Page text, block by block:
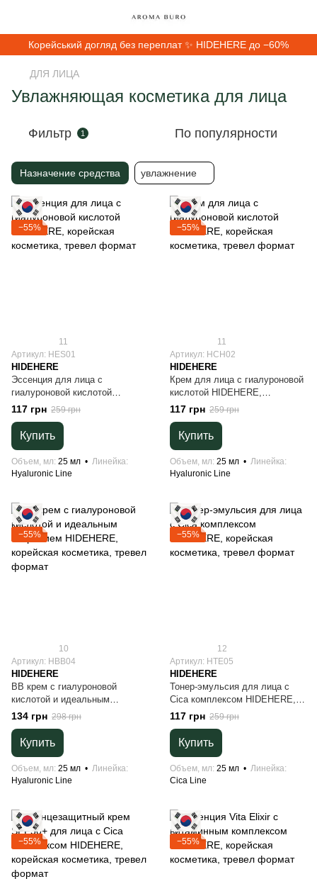
Корейський догляд без переплат ✨ HIDEHERE до −60%
ДЛЯ ЛИЦА
Увлажняющая косметика для лица
Фильтр 1 По популярности
Назначение средства увлажнение
−55%
11
Артикул: HES01
HIDEHERE
Эссенция для лица с
гиалуроновой кислотой
HIDEHERE, корейская
косметика, тревел формат
117 грн 259 грн
Купить
Объем, мл 25 мл
Линейка
Hyaluronic Line
−55%
11
Артикул: HCH02
HIDEHERE
Крем для лица с гиалуроновой
кислотой HIDEHERE,
корейская косметика, тревел
формат
117 грн 259 грн
Купить
Объем, мл 25 мл
Линейка
Hyaluronic Line
−55%
10
Артикул: HBB04
HIDEHERE
BB крем с гиалуроновой
кислотой и идеальным
покрытием HIDEHERE,
корейская косметика, тревел
формат
134 грн 298 грн
Купить
Объем, мл 25 мл
Линейка
Hyaluronic Line
−55%
12
Артикул: HTE05
HIDEHERE
Тонер-эмульсия для лица с
Cica комплексом HIDEHERE,
корейская косметика, тревел
формат
117 грн 259 грн
Купить
Объем, мл 25 мл
Линейка
Cica Line
−55% −55%